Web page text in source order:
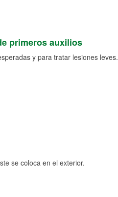
primeros auxilios
y para tratar lesiones leves.
se coloca en el exterior.